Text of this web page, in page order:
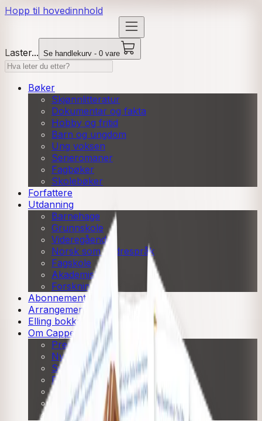
Hopp til hovedinnhold
Laster... Se handlekurv - 0 vare
Bøker
Skjønnlitteratur
Dokumentar og fakta
Hobby og fritid
Barn og ungdom
Ung voksen
Serieromaner
Fagbøker
Skolebøker
Forfattere
Utdanning
Barnehage
Grunnskole
Videregående
Norsk som andrespråk
Fagskole
Akademisk
Forskning
Abonnement
Arrangementer
Elling bokkafé
Om Cappelen Damm
Presse
Nyhetsbrev
Send inn manus
Priser og nominasjoner
Stipender og minnepriser
Kataloger
Rapport 2025